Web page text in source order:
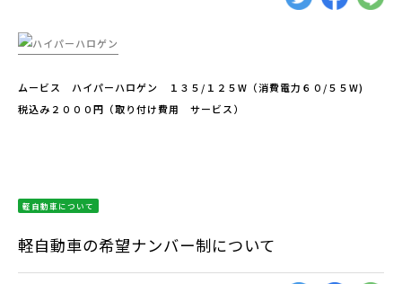
ムービス ハイパーハロゲン １３５/１２５W（消費電力６０/５５W)
税込み２０００円（取り付け費用 サービス）
軽自動車について
軽自動車の希望ナンバー制について